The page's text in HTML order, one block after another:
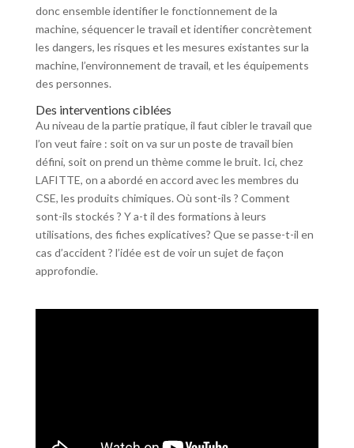
donc ensemble identifier le fonctionnement de la
machine, séquencer le travail et identifier concrètement
les dangers, les risques et les mesures existantes sur la
machine, l’environnement de travail, et les équipements
des personnes.
Des interventions ciblées
Au niveau de la partie pratique, il faut cibler le travail que
l’on veut faire : soit on va sur un poste de travail bien
défini, soit on prend un thème comme le bruit. Ici, chez
LAFITTE, on a abordé en accord avec les membres du
CSE, les produits chimiques. Où sont-ils ? Comment
sont-ils stockés ? Y a-t il des formations à leurs
utilisations, des fiches explicatives? Que se passe-t-il en
cas d’accident ? l’idée est de voir un sujet de façon
approfondie.